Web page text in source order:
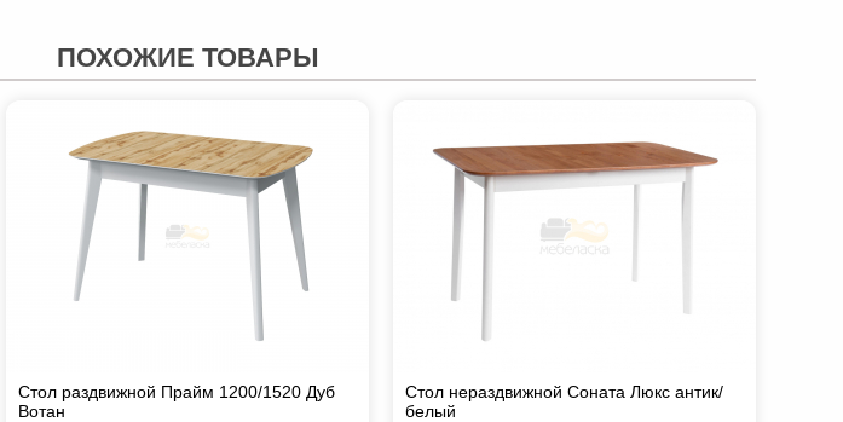
ПОХОЖИЕ ТОВАРЫ
Стол раздвижной Прайм 1200/1520 Дуб
Вотан
Стол нераздвижной Соната Люкс антик/
белый